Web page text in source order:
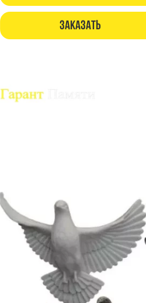
Заказать